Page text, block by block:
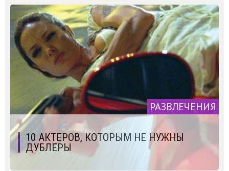
РАЗВЛЕЧЕНИЯ
10 АКТЕРОВ, КОТОРЫМ НЕ НУЖНЫ
ДУБЛЕРЫ